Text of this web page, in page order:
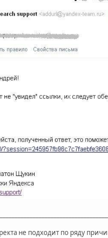
не подходит по ряду